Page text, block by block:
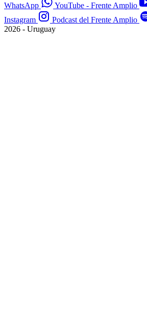
WhatsApp YouTube - Frente Amplio
Instagram
Podcast del Frente Amplio
2026 - Uruguay